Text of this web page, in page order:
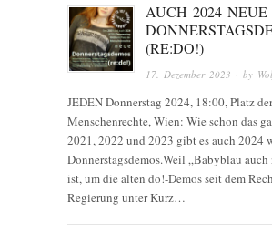
AUCH 2024 NEUE
(RE:DO!)
17. Dezember 2023 · by
JEDEN Donnerstag 2024, 18:00, Platz der
Menschenrechte, Wien: Wie schon das
2021, 2022 und 2023 gibt es auch 2024
Donnerstagsdemos.Weil „Babyblau auch
ist, um die alten do!-Demos seit dem
Regierung unter Kurz…